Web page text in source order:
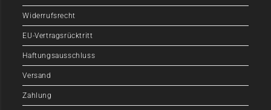
Widerrufsrecht
EU-Vertragsrücktritt
Haftungsausschluss
Versand
Zahlung